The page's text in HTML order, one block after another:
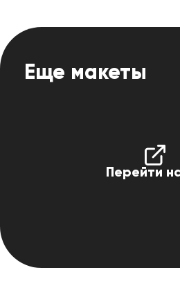
Еще макеты
Перейти